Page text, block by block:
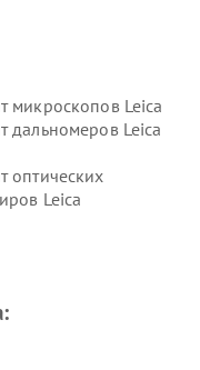
микроскопов Leica
дальномеров Leica
оптических
Leica